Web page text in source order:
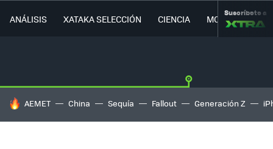
ANÁLISIS XATAKA SELECCIÓN CIENCIA MOVILIDAD
Suscríbete a
HOY SE HABLA DE
AEMET China Sequía Fallout Generación Z